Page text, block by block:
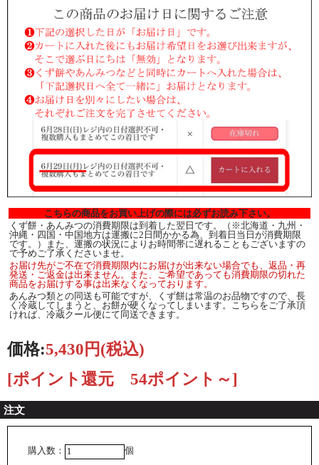
こちらの商品をお買い上げの際には必ずお読み下さい。
くず餅・あんみつの消費期限は到着した翌日です。（※北海道・九州・
沖縄・四国・中国地方は運搬に2日間かかる為、到着日当日が消費期限
です。）また、運搬の状況によりお時間帯に遅れることもございますの
で予めご了承くださいませ。
お届け先がご不在で消費期限内にお届けが出来ない場合でも、返品・再
発送・ご返金は出来ません。また、ご希望であっても消費期限の切れた
商品をお届けする事は出来なくなっております。
あんみつ類との同送も可能ですが、くず餅は常温のお品物ですので、長
く冷蔵してしまうと、お餅が硬くなってしまいます。こちらをご了承頂
ければ、冷蔵クール便にて同送できます。
価格:5,430円 (税込)
[ポイント還元 54ポイント～]
注文
購入数： 個